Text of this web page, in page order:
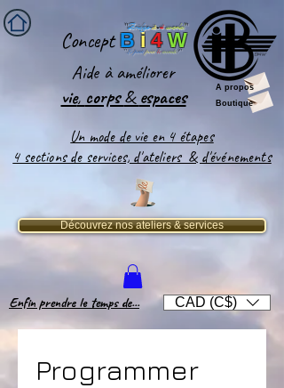
''Le pontpour le monde!''
ConceptB i 4 W
''Bridge-it-4world''
Aide à améliorer
vie, corps&espaces​
A propos
Boutique
Un mode de vie en 4 étapes
4 sections de services, d'ateliers & d'événements
CAD (C$)
Enfin prendre le temps de...
Découvrez nos ateliers & services
Programmer